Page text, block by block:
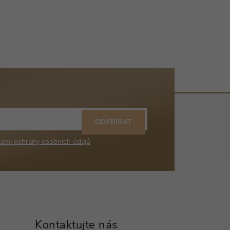
ochrany osobních údajů
ODEBÍRAT